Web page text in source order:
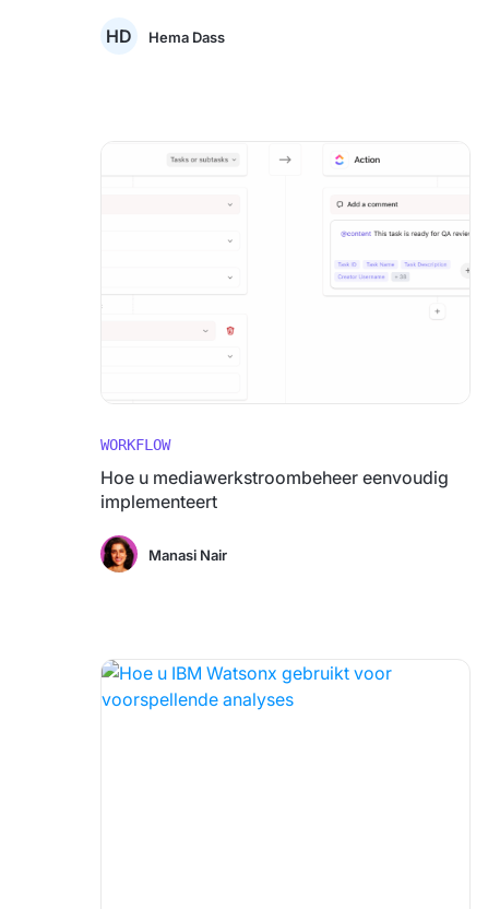
HD Hema Dass
WORKFLOW
Hoe u mediawerkstroombeheer eenvoudig
implementeert
Manasi Nair